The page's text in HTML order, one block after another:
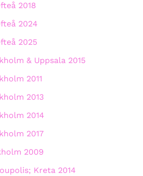
2018
2024
2025
& Uppsala 2015
2011
2013
2014
2017
2009
Kreta 2014